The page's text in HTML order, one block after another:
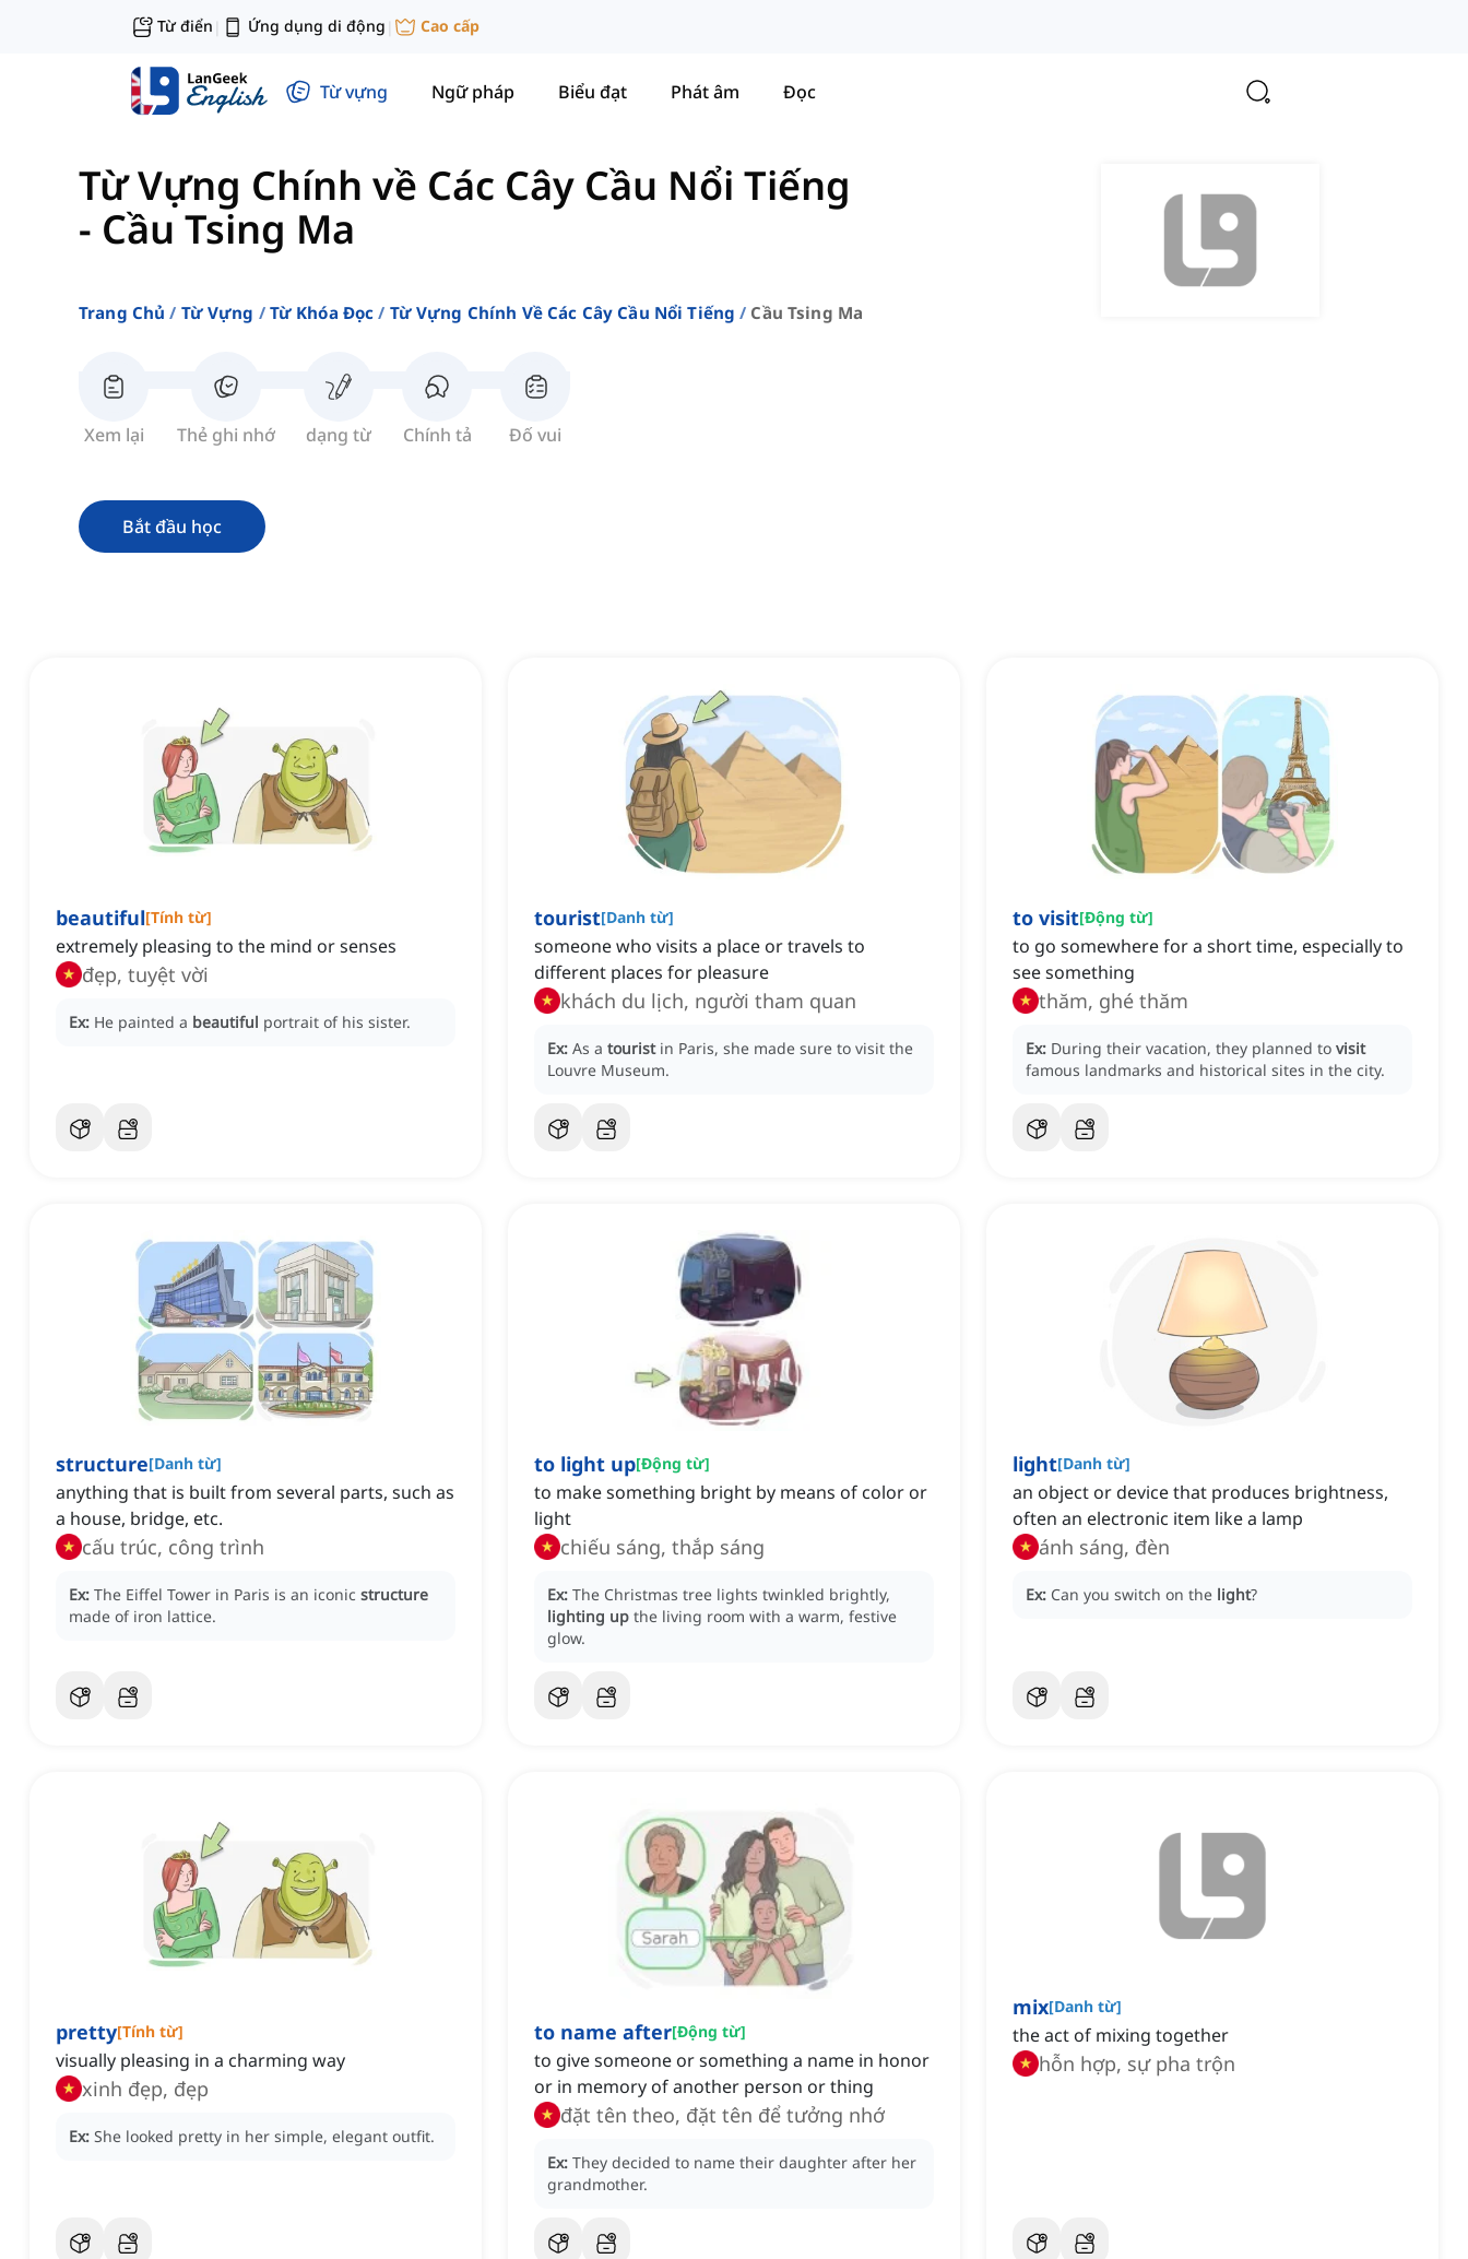
Từ điển | Ứng dụng di động | Cao cấp
Từ vựng Ngữ pháp Biểu đạt Phát âm Đọc
Từ Vựng Chính về Các Cây Cầu Nổi Tiếng
- Cầu Tsing Ma
Trang Chủ Từ Vựng Từ Khóa Đọc Từ Vựng Chính Về Các Cây Cầu Nổi Tiếng Cầu Tsing Ma
Xem lại Thẻ ghi nhớ dạng từ Chính tả Đố vui
Bắt đầu học
beautiful[Tính từ]
extremely pleasing to the mind or senses
đẹp, tuyệt vời
Ex: He painted a beautiful portrait of his sister.
tourist[Danh từ]
someone who visits a place or travels to
different places for pleasure
khách du lịch, người tham quan
Ex: As a tourist in Paris, she made sure to visit the
Louvre Museum.
to visit[Động từ]
to go somewhere for a short time, especially to
see something
thăm, ghé thăm
Ex: During their vacation, they planned to visit
famous landmarks and historical sites in the city.
structure[Danh từ]
anything that is built from several parts, such as
a house, bridge, etc.
cấu trúc, công trình
Ex: The Eiffel Tower in Paris is an iconic structure
made of iron lattice.
to light up[Động từ]
to make something bright by means of color or
light
chiếu sáng, thắp sáng
Ex: The Christmas tree lights twinkled brightly,
lighting up the living room with a warm, festive
glow.
light[Danh từ]
an object or device that produces brightness,
often an electronic item like a lamp
ánh sáng, đèn
Ex: Can you switch on the light?
pretty[Tính từ]
visually pleasing in a charming way
xinh đẹp, đẹp
Ex: She looked pretty in her simple, elegant outfit.
to name after[Động từ]
to give someone or something a name in honor
or in memory of another person or thing
đặt tên theo, đặt tên để tưởng nhớ
Ex: They decided to name their daughter after her
grandmother.
mix[Danh từ]
the act of mixing together
hỗn hợp, sự pha trộn